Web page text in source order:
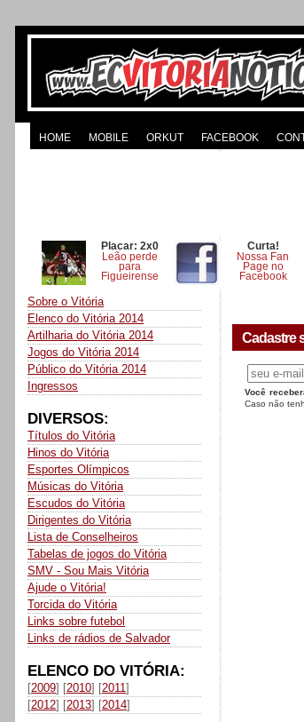
HOME MOBILE ORKUT FACEBOOK
Placar: 2x0
Leão perde
para
Figueirense
Curta!
Nossa Fan
Page no
Facebook
Sobre o Vitória
Elenco do Vitória 2014
Artilharia do Vitória 2014
Jogos do Vitória 2014
Público do Vitória 2014
Ingressos
DIVERSOS:
Títulos do Vitória
Hinos do Vitória
Esportes Olímpicos
Músicas do Vitória
Escudos do Vitória
Dirigentes do Vitória
Lista de Conselheiros
Tabelas de jogos do Vitória
SMV - Sou Mais Vitória
Ajude o Vitória!
Torcida do Vitória
Links sobre futebol
Links de rádios de Salvador
ELENCO DO VITÓRIA:
[2009] [2010] [2011]
[2012] [2013] [2014]
Cadastre
Você
Caso não